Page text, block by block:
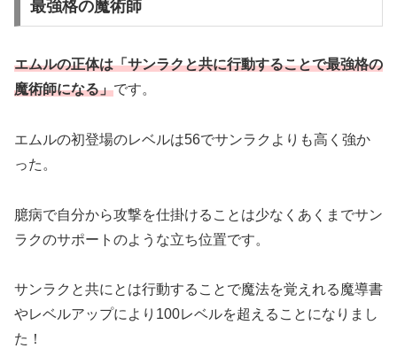
最強格の魔術師
エムルの正体は「サンラクと共に行動することで最強格の
魔術師になる」です。
エムルの初登場のレベルは56でサンラクよりも高く強か
った。
臆病で自分から攻撃を仕掛けることは少なくあくまでサン
ラクのサポートのような立ち位置です。
サンラクと共にとは行動することで魔法を覚えれる魔導書
やレベルアップにより100レベルを超えることになりまし
た！